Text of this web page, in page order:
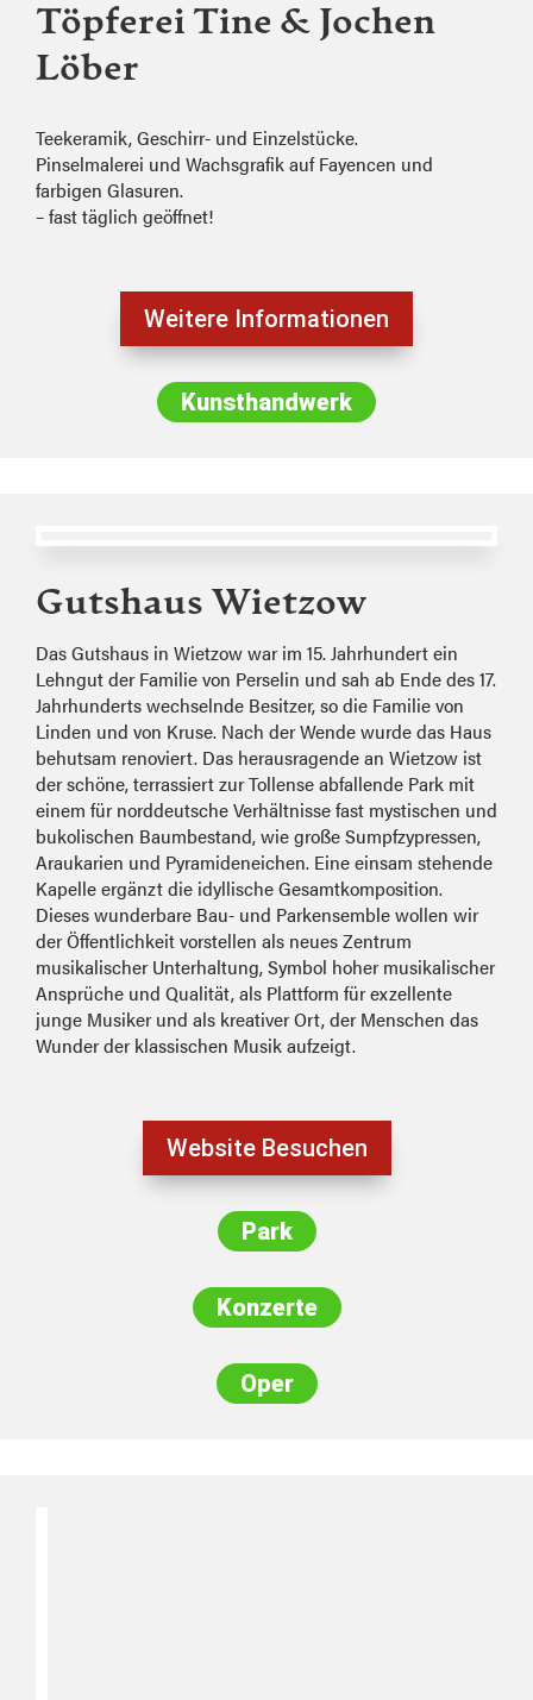
Töpferei Tine & Jochen
Löber
Teekeramik, Geschirr- und Einzelstücke.
Pinselmalerei und Wachsgrafik auf Fayencen und
farbigen Glasuren.
– fast täglich geöffnet!
Weitere Informationen
Kunsthandwerk
Gutshaus Wietzow
Das Gutshaus in Wietzow war im 15. Jahrhundert ein
Lehngut der Familie von Perselin und sah ab Ende des 17.
Jahrhunderts wechselnde Besitzer, so die Familie von
Linden und von Kruse. Nach der Wende wurde das Haus
behutsam renoviert. Das herausragende an Wietzow ist
der schöne, terrassiert zur Tollense abfallende Park mit
einem für norddeutsche Verhältnisse fast mystischen und
bukolischen Baumbestand, wie große Sumpfzypressen,
Araukarien und Pyramideneichen. Eine einsam stehende
Kapelle ergänzt die idyllische Gesamtkomposition.
Dieses wunderbare Bau- und Parkensemble wollen wir
der Öffentlichkeit vorstellen als neues Zentrum
musikalischer Unterhaltung, Symbol hoher musikalischer
Ansprüche und Qualität, als Plattform für exzellente
junge Musiker und als kreativer Ort, der Menschen das
Wunder der klassischen Musik aufzeigt.
Website Besuchen
Park
Konzerte
Oper